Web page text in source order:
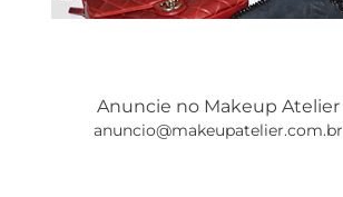
Anuncie no Makeup Atelier
anuncio@makeupatelier.com.br